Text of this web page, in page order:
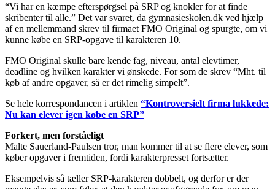
“Vi har en kæmpe efterspørgsel på SRP og knokler for at finde
skribenter til alle.” Det var svaret, da gymnasieskolen.dk ved hjælp
af en mellemmand skrev til firmaet FMO Original og spurgte, om vi
kunne købe en SRP-opgave til karakteren 10.
FMO Original skulle bare kende fag, niveau, antal elevtimer,
deadline og hvilken karakter vi ønskede. For som de skrev “Mht. til
køb af andre opgaver, så er det rimelig simpelt”.
Se hele korrespondancen i artiklen “Kontroversielt firma lukkede:
Nu kan elever igen købe en SRP”
Forkert, men forståeligt
Malte Sauerland-Paulsen tror, man kommer til at se flere elever, som
køber opgaver i fremtiden, fordi karakterpresset fortsætter.
Eksempelvis så tæller SRP-karakteren dobbelt, og derfor er der